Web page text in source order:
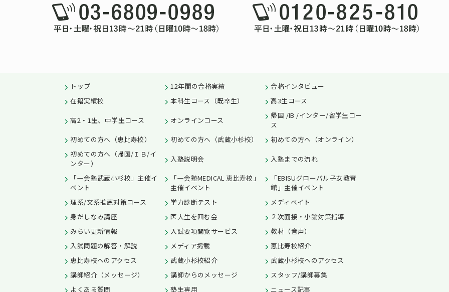
トップ 12年間の合格実績
合格インタビュー
在籍実績校
本科生コース（既卒生） 高3生コース
高2・1生、中学生コース オンラインコース
帰国 /IB /インター/留学生コー
ス
初めての方へ（恵比寿校）
初めての方へ（武蔵小杉校）
初めての方へ（オンライン）
初めての方へ（帰国/ＩＢ/イ
ンター）
入塾説明会 入塾までの流れ
「一会塾武蔵小杉校」主催イ
ベント
「一会塾MEDICAL 恵比寿校」
主催イベント
「EBISUグローバル子女教育
館」主催イベント
理系/文系推薦対策コース
学力診断テスト
メディベイト
身だしなみ講座
医大生を囲む会
２次面接・小論対策指導
みらい更新情報
入試要項閲覧サービス
教材（音声）
入試問題の解答・解説
メディア掲載
恵比寿校紹介
恵比寿校へのアクセス
武蔵小杉校紹介
武蔵小杉校へのアクセス
講師紹介（メッセージ）
講師からのメッセージ
スタッフ/講師募集
よくある質問
塾生専用 ニュース記事